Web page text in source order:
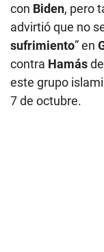
con Biden, pero
advirtió que no
sufrimiento” en
contra Hamás
este grupo
7 de octubre.